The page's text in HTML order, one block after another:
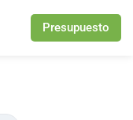
Presupuesto